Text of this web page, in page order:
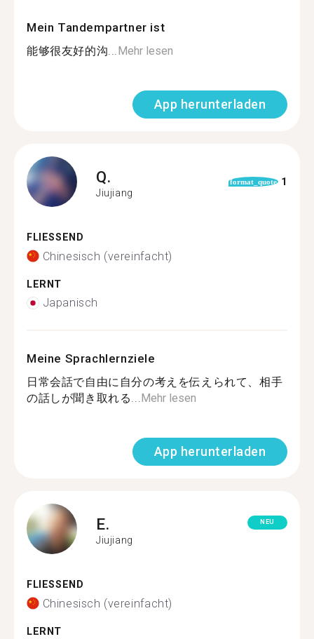
Mein Tandempartner ist
能够很友好的沟...Mehr lesen
App herunterladen
Q.
Jiujiang
format_quote 1
FLIESSEND
Chinesisch (vereinfacht)
LERNT
Japanisch
Meine Sprachlernziele
日常会話で自由に自分の考えを伝えられて、相手
の話しが聞き取れる...Mehr lesen
App herunterladen
E.
Jiujiang
NEU
FLIESSEND
Chinesisch (vereinfacht)
LERNT